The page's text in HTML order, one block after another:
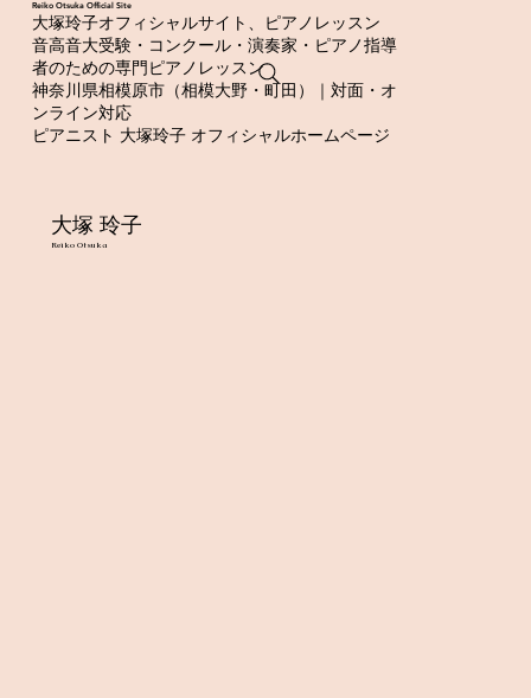
​Reiko Otsuka Official Site
大塚玲子オフィシャルサイト、ピアノレッスン
音高音大受験・コンクール・演奏家・ピアノ指導
者のための専門ピアノレッスン
神奈川県相模原市（相模大野・町田）｜対面・オ
ンライン対応
ピアニスト 大塚玲子 オフィシャルホームページ
大塚 玲子
Reiko Otsuka